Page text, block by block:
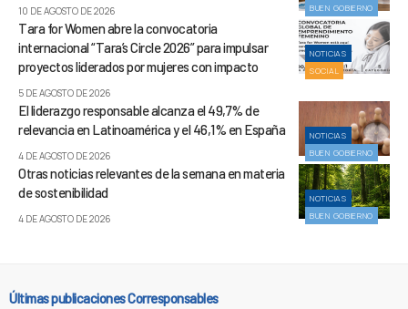
BUEN GOBIERNO
10 DE AGOSTO DE 2026
NOTICIAS
SOCIAL
Tara for Women abre la convocatoria
internacional “Tara’s Circle 2026” para impulsar
proyectos liderados por mujeres con impacto
5 DE AGOSTO DE 2026
NOTICIAS
BUEN GOBIERNO
El liderazgo responsable alcanza el 49,7% de
relevancia en Latinoamérica y el 46,1% en España
4 DE AGOSTO DE 2026
NOTICIAS
BUEN GOBIERNO
Otras noticias relevantes de la semana en materia
de sostenibilidad
4 DE AGOSTO DE 2026
Últimas publicaciones Corresponsables